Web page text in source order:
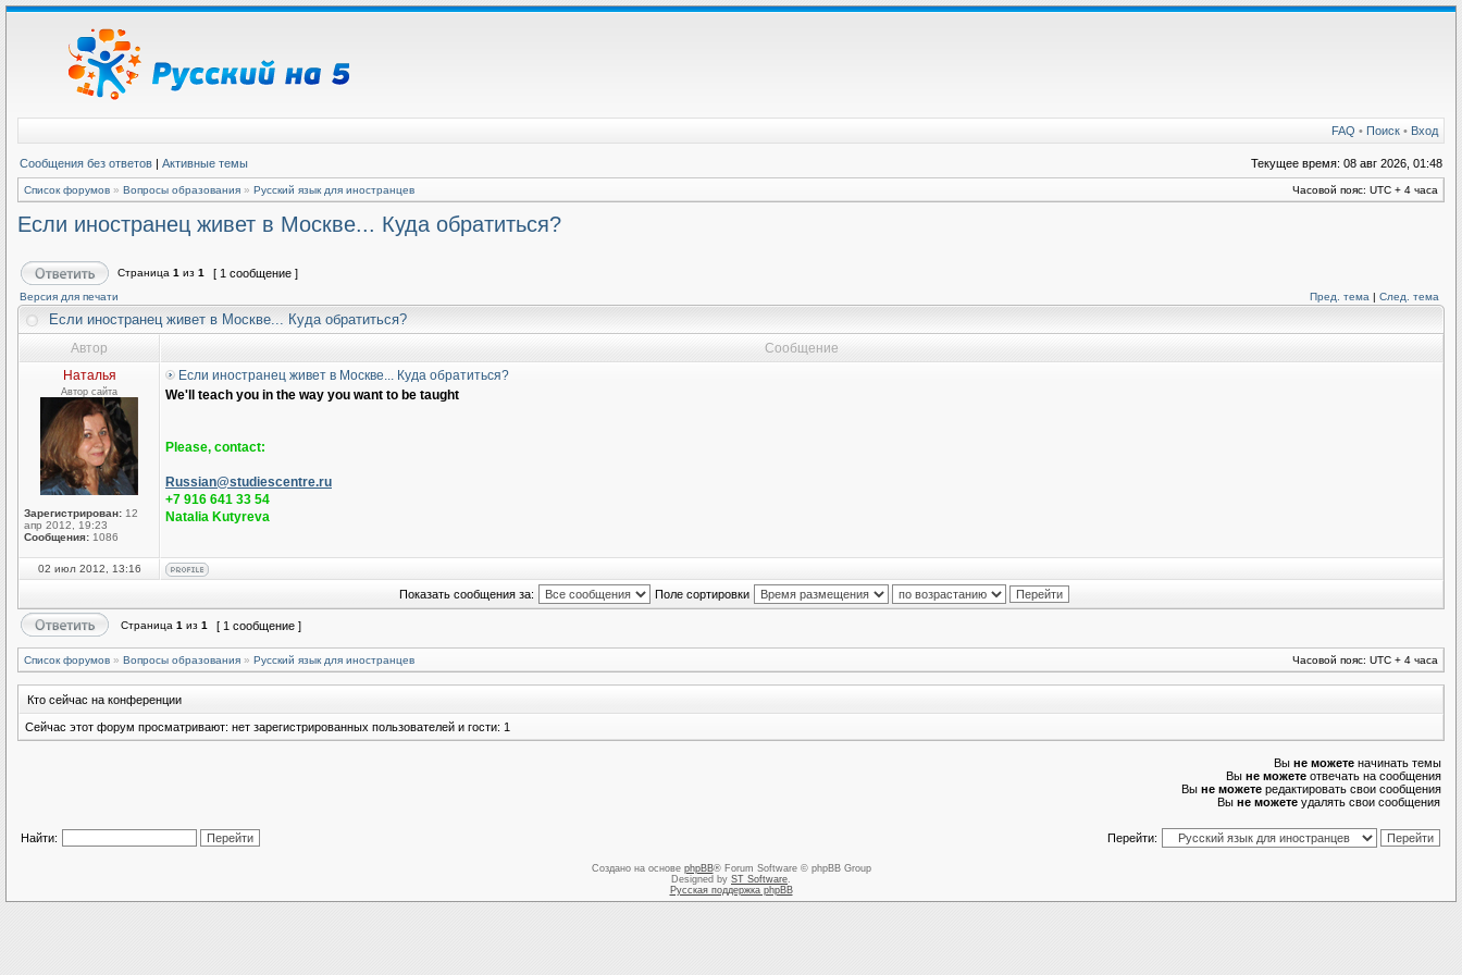
FAQ • Поиск • Вход
Сообщения без ответов | Активные темы Текущее время: 08 авг 2026, 01:48
Список форумов » Вопросы образования » Русский язык для иностранцев Часовой пояс: UTC + 4 часа
Если иностранец живет в Москве... Куда обратиться?
Страница 1 из 1 [ 1 сообщение ]
Версия для печати Пред. тема | След. тема
Если иностранец живет в Москве... Куда обратиться?
Автор
Сообщение
Наталья
Автор сайта
Зарегистрирован: 12
апр 2012, 19:23
Сообщения: 1086
Если иностранец живет в Москве... Куда обратиться?
We'll teach you in the way you want to be taught
Please, contact:
Russian@studiescentre.ru
+7 916 641 33 54
Natalia Kutyreva
02 июл 2012, 13:16
Показать сообщения за: Поле сортировки
Страница 1 из 1 [ 1 сообщение ]
Список форумов » Вопросы образования » Русский язык для иностранцев Часовой пояс: UTC + 4 часа
Кто сейчас на конференции
Сейчас этот форум просматривают: нет зарегистрированных пользователей и гости: 1
Вы не можете начинать темы
Вы не можете отвечать на сообщения
Вы не можете редактировать свои сообщения
Вы не можете удалять свои сообщения
Найти: Перейти:
Создано на основе phpBB® Forum Software © phpBB Group
Designed by ST Software.
Русская поддержка phpBB